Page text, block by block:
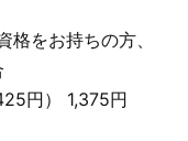
をお持ちの方、
円） 1,375円